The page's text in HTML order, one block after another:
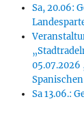
Sa, 20.06:
Sa 13.06.: